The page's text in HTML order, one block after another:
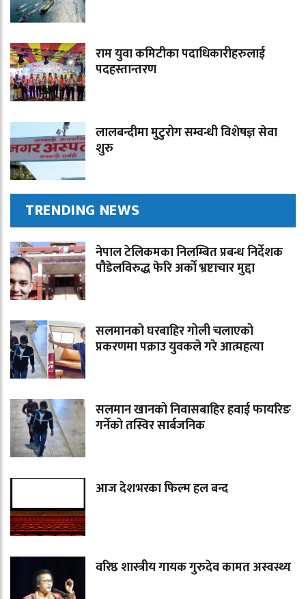
राम युवा कमिटीका पदाधिकारीहरुलाई
पदहस्तान्तरण
लालबन्दीमा मुटुरोग सम्वन्धी विशेषज्ञ सेवा
शुरु
TRENDING NEWS
नेपाल टेलिकमका निलम्बित प्रबन्ध निर्देशक
पौडेलविरुद्ध फेरि अर्को भ्रष्टाचार मुद्दा
सलमानको घरबाहिर गोली चलाएको
प्रकरणमा पक्राउ युवकले गरे आत्महत्या
सलमान खानको निवासबाहिर हवाई फायरिङ
गर्नेको तस्विर सार्बजनिक
आज देशभरका फिल्म हल बन्द
वरिष्ठ शास्त्रीय गायक गुरुदेव कामत अस्वस्थ्य